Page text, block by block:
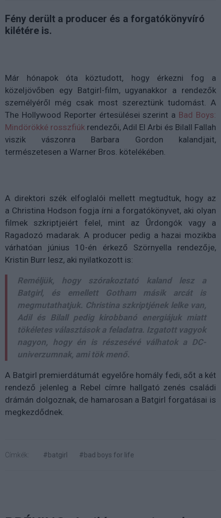
Fény derült a producer és a forgatókönyvíró
kilétére is.
Már hónapok óta köztudott, hogy érkezni fog a
közeljövőben egy Batgirl-film, ugyanakkor a rendezők
személyéről még csak most szereztünk tudomást. A
The Hollywood Reporter értesülései szerint a Bad Boys:
Mindörökké rosszfiúk rendezői, Adil El Arbi és Bilall Fallah
viszik vászonra Barbara Gordon kalandjait,
természetesen a Warner Bros. kötelékében.
A direktori szék elfoglalói mellett megtudtuk, hogy az
a Christina Hodson fogja írni a forgatókönyvet, aki olyan
filmek szkriptjeiért felel, mint az Űrdongók vagy a
Ragadozó madarak. A producer pedig a hazai mozikba
várhatóan június 10-én érkező Szörnyella rendezője,
Kristin Burr lesz, aki nyilatkozott is:
Reméljük, hogy szórakoztató kaland lesz a
Batgirl, és emellett Gotham másik arcát is
megmutathatjuk. Christina szkriptjének lelke van,
Adil és Bilall pedig kirobbanó energiájuk miatt
tökéletes választások a feladatra. Izgatott vagyok
nagyon, hogy én is részesévé válhatok a DC-
univerzumnak, ami tök menő.
A Batgirl premierdátumát egyelőre homály fedi, sőt a két
rendező jelenleg a Rebel címre hallgató zenés családi
drámán dolgoznak, de hamarosan a Batgirl forgatásai is
megkezdődnek.
Címkék: #batgirl #bad boys for life